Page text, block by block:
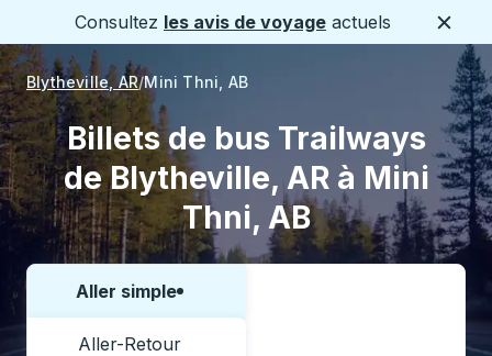
Consultez les avis de voyage actuels
Blytheville, AR Mini Thni, AB
Billets de bus Trailways
de Blytheville, AR à Mini
Thni, AB
Choisissez un sens ou un aller-retour:
Aller simple
Aller-Retour